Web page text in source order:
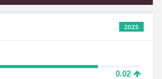
2025
0.02